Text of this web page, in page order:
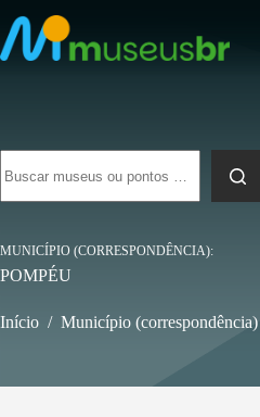
para
o
conteúdo
resultados
MUNICÍPIO (CORRESPONDÊNCIA)
POMPÉU
Início / Município (correspondência)